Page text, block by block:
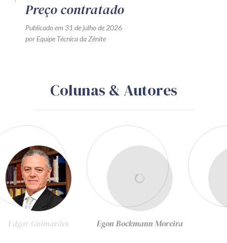
Preço contratado
Publicado em 31 de julho de 2026
por Equipe Técnica da Zênite
Colunas & Autores
Egon Bockmann Moreira